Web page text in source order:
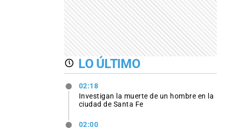
LO ÚLTIMO
02:18
Investigan la muerte de un hombre en la
ciudad de Santa Fe
02:00